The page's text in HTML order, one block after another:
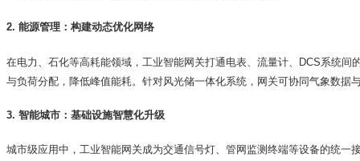
2. 能源管理：构建动态优化网络
在电力、石化等高耗能领域，工业智能网关打通电表、流量计、 DCS系统间
与负荷分配，降低峰值能耗。针对风光储一体化系统，网关可协同气象数据
3. 智能城市：基础设施智慧化升级
城市级应用中，工业智能网关成为交通信号灯、管网监测终端等设备的统一